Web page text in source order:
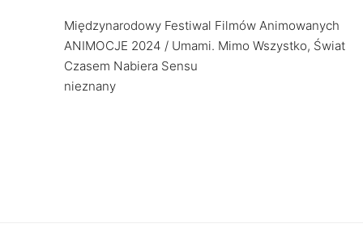
Międzynarodowy Festiwal Filmów Animowanych
ANIMOCJE 2024 / Umami. Mimo Wszystko, Świat
Czasem Nabiera Sensu
nieznany